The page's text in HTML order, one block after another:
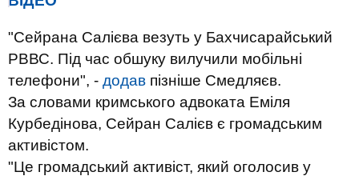
"Сейрана Салієва везуть у Бахчисарайський
РВВС. Під час обшуку вилучили мобільні
телефони", - додав пізніше Смедляєв.
За словами кримського адвоката Еміля
Курбедінова, Сейран Салієв є громадським
активістом.
"Це громадський активіст, який оголосив у